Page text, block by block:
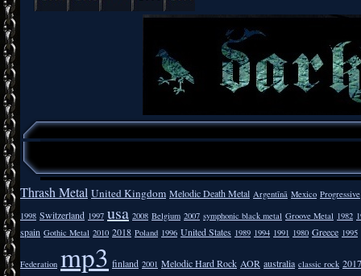
Thrash Metal United Kingdom Melodic Death Metal Argentīnā Mexico Progressive
1998 Switzerland 1997 usa 2008 Belgium 2007 symphonic black metal Groove Metal 1982
spain Gothic Metal 2010 2018 Poland 1996 United States 1989 1994 1991 1980 Greece 1995
Federation mp3 finland 2001 Melodic Hard Rock AOR australia classic rock 2017